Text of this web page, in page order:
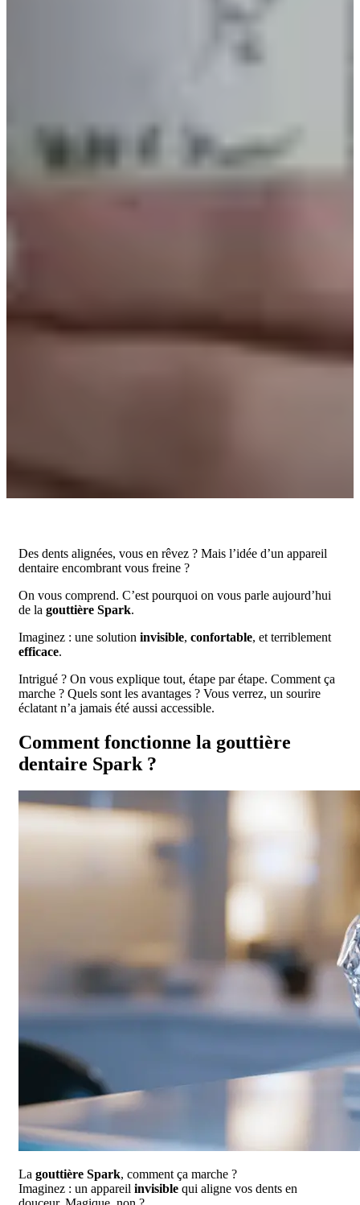
Des dents alignées, vous en rêvez ? Mais l’idée d’un appareil
dentaire encombrant vous freine ?
On vous comprend. C’est pourquoi on vous parle aujourd’hui
de la gouttière Spark.
Imaginez : une solution invisible, confortable, et terriblement
efficace.
Intrigué ? On vous explique tout, étape par étape. Comment ça
marche ? Quels sont les avantages ? Vous verrez, un sourire
éclatant n’a jamais été aussi accessible.
Comment fonctionne la gouttière
dentaire Spark ?
La gouttière Spark, comment ça marche ?
Imaginez : un appareil invisible qui aligne vos dents en